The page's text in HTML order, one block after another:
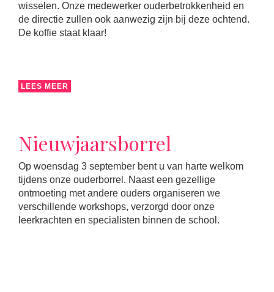
wisselen. Onze medewerker ouderbetrokkenheid en
de directie zullen ook aanwezig zijn bij deze ochtend.
De koffie staat klaar!
LEES MEER
Nieuwjaarsborrel
Op woensdag 3 september bent u van harte welkom
tijdens onze ouderborrel. Naast een gezellige
ontmoeting met andere ouders organiseren we
verschillende workshops, verzorgd door onze
leerkrachten en specialisten binnen de school.